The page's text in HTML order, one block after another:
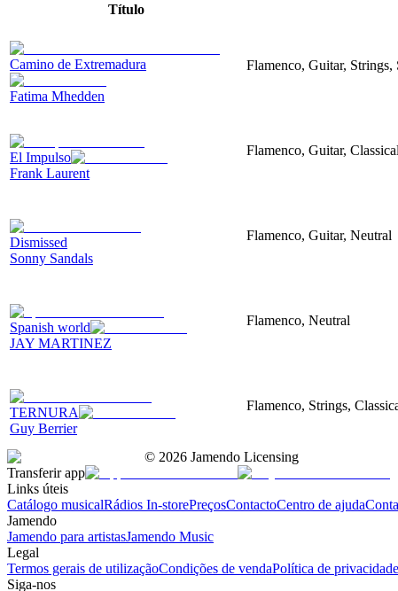
Título
Camino de Extremadura
Fatima Mhedden
Flamenco, Guitar,
El Impulso
Frank Laurent
Flamenco, Guitar,
Dismissed
Sonny Sandals
Flamenco, Guitar, Neutral
Spanish world
JAY MARTINEZ
Flamenco, Neutral
TERNURA
Guy Berrier
Flamenco, Strings,
© 2026 Jamendo Licensing
Transferir app
Links úteis
Catálogo musicalRádios In-storePreçosContactoCentro de ajuda
Jamendo
Jamendo para artistasJamendo Music
Legal
Termos gerais de utilizaçãoCondições de vendaPolítica de privacidade
Siga-nos